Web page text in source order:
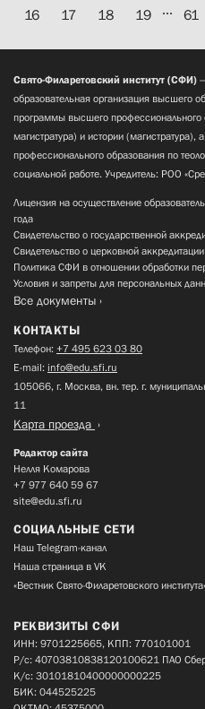
16
17 18 19 ... 61
Свято-Филаретовский институт (СФИ)
образовательная организация высшего
программы высшего профессионального
магистратура) и истории (магистратура),
профессионального образования по
социальной работе. Учредитель: РОО
Лицензия на осуществление
года
Свидетельство о государственной
Свидетельство о церковной
Политика СФИ в отношении обработки
Условия и запреты для персональных
Все документы
КОНТАКТЫ
Телефон: +7 495 623 03 80
E-mail: info@edu.sfi.ru
105066, г. Москва, вн. тер. г.
11
Карта проезда
Редактор сайта
Нелля Комарова
+7 977 640 59 67
site@edu.sfi.ru
СОЦИАЛЬНЫЕ СЕТИ
Наш Telegram-канал
Наша страница в VK
«Вестник Свято-Филаретовского
РЕКВИЗИТЫ СФИ
ИНН: 9701225665, КПП: 770101001
Р/с: 40703810838120100621 ПАО
К/с: 30101810400000000225
БИК: 044525225